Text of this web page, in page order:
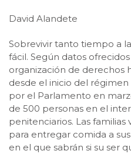
David Alandete
Sobrevivir tanto tiempo a
fácil. Según datos
organización de derechos
desde el inicio del
por el Parlamento en
de 500 personas en el
penitenciarios. Las familias
para entregar comida a
en el que sabrán si su ser